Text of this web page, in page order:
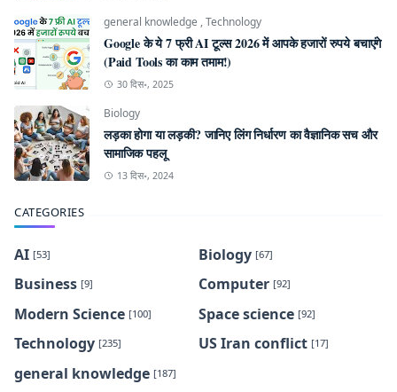
general knowledge ,Technology
Google के ये 7 फ्री AI टूल्स 2026 में आपके हजारों रुपये बचाएंगे
(Paid Tools का काम तमाम!)
30 दिस॰, 2025
Biology
लड़का होगा या लड़की? जानिए लिंग निर्धारण का वैज्ञानिक सच और
सामाजिक पहलू
13 दिस॰, 2024
CATEGORIES
AI [53] Biology [67]
Business [9] Computer [92]
Modern Science [100] Space science [92]
Technology [235] US Iran conflict [17]
general knowledge [187]